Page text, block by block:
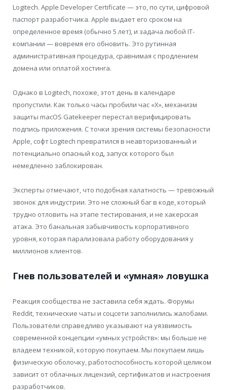
Logitech. Apple Developer Certificate — это, по сути, цифровой
паспорт разработчика. Apple выдает его сроком на
определенное время (обычно 5 лет), и задача любой IT-
компании — вовремя его обновить. Это рутинная
административная процедура, сравнимая с продлением
домена или оплатой хостинга.
Однако в Logitech, похоже, этот день в календаре
пропустили. Как только часы пробили час «X», механизм
защиты macOS Gatekeeper перестал верифицировать
подпись приложения. С точки зрения системы безопасности
Apple, софт Logitech превратился в неавторизованный и
потенциально опасный код, запуск которого был
немедленно заблокирован.
Эксперты отмечают, что подобная халатность — тревожный
звонок для индустрии. Это не сложный баг в коде, который
трудно отловить на этапе тестирования, и не хакерская
атака. Это банальная забывчивость корпоративного
уровня, которая парализовала работу оборудования у
миллионов клиентов.
Гнев пользователей и «умная» ловушка
Реакция сообщества не заставила себя ждать. Форумы
Reddit, технические чаты и соцсети заполнились жалобами.
Пользователи справедливо указывают на уязвимость
современной концепции «умных устройств»: мы больше не
владеем техникой, которую покупаем. Мы покупаем лишь
физическую оболочку, работоспособность которой целиком
зависит от облачных лицензий, сертификатов и настроения
разработчиков.